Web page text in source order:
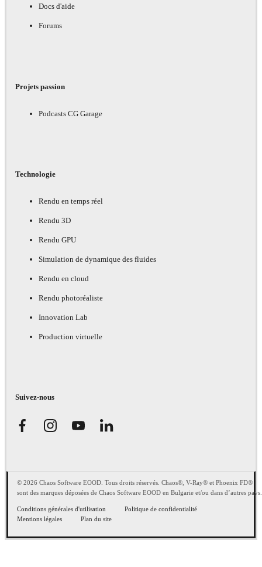
Docs d'aide
Forums
Projets passion
Podcasts CG Garage
Technologie
Rendu en temps réel
Rendu 3D
Rendu GPU
Simulation de dynamique des fluides
Rendu en cloud
Rendu photoréaliste
Innovation Lab
Production virtuelle
Suivez-nous
© 2026 Chaos Software EOOD. Tous droits réservés. Chaos®, V-Ray® et Phoenix FD®
sont des marques déposées de Chaos Software EOOD en Bulgarie et/ou dans d’autres pays.
Conditions générales d'utilisation
Politique de confidentialité
Mentions légales
Plan du site